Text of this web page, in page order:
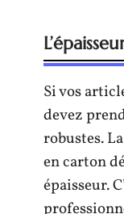
Si vos
devez
robustes.
en carton
épaisseur.